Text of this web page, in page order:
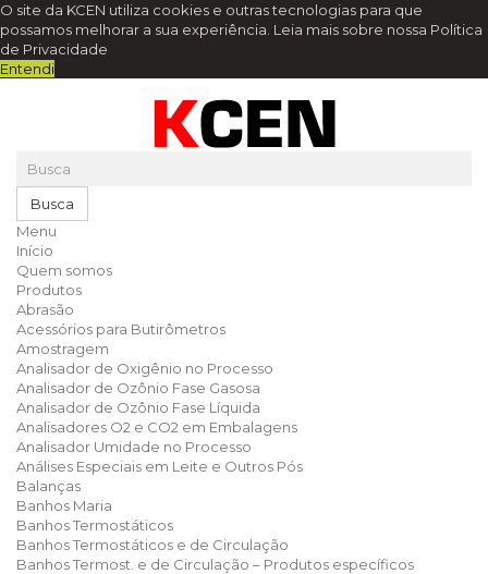
O site da KCEN utiliza cookies e outras tecnologias para que
possamos melhorar a sua experiência. Leia mais sobre nossa Política
de Privacidade
Entendi
Busca
Menu
Início
Quem somos
Produtos
Abrasão
Acessórios para Butirômetros
Amostragem
Analisador de Oxigênio no Processo
Analisador de Ozônio Fase Gasosa
Analisador de Ozônio Fase Líquida
Analisadores O2 e CO2 em Embalagens
Analisador Umidade no Processo
Análises Especiais em Leite e Outros Pós
Balanças
Banhos Maria
Banhos Termostáticos
Banhos Termostáticos e de Circulação
Banhos Termost. e de Circulação – Produtos específicos